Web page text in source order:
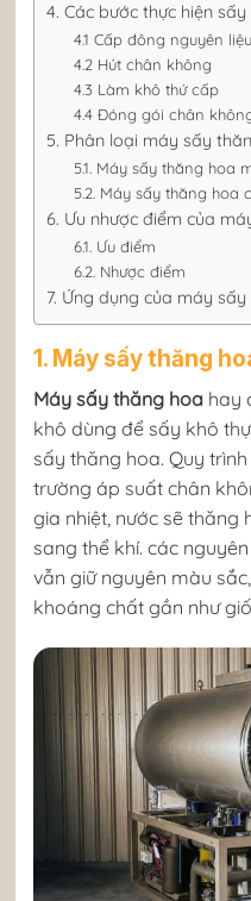
4. Các bước thực hiện
4.1 Cấp đông nguyên liệu
4.2 Hút chân không
4.3 Làm khô thứ cấp
4.4 Đóng gói chân
5. Phân loại máy sấy
5.1. Máy sấy thăng hoa
5.2. Máy sấy thăng hoa
6. Ưu nhược điểm của
6.1. Ưu điểm
6.2. Nhược điểm
7. Ứng dụng của máy
1. Máy sấy thăng
Máy sấy thăng hoa hay
khô dùng để sấy khô
sấy thăng hoa. Quy
trường áp suất chân
gia nhiệt, nước sẽ thăng
sang thể khí. các
vẫn giữ nguyên màu
khoáng chất gần như